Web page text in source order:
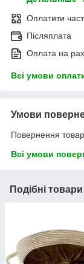
Оплатити
Післяплата
Оплата на
Всі умови
Умови
Повернення
Всі умови
Подібні